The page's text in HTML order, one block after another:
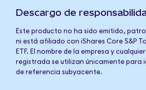
Descargo de
Este producto no ha sido emitido,
ni está afiliado con iShares Core S&P
ETF. El nombre de la empresa y
registrada se utilizan únicamente para
de referencia subyacente.